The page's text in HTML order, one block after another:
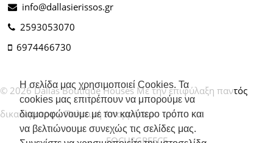
Η σελίδα μας χρησιμοποιεί Cookies. Τα
cookies μας επιτρέπουν να μπορούμε να
διαμορφώνουμε με τον καλύτερο τρόπο και
να βελτιώνουμε συνεχώς τις σελίδες μας.
info@dallasierissos.gr
2593053070
6974466730
© 2026 Dallas Boutique Houses Με την επιφύλαξη παντός
δικαιώματος |Πολιτική Απορρήτου
FOCUSGREECE